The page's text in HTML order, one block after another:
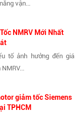
vận...
NMRV Mới Nhất
tố ảnh hưởng đến giá
giảm tốc Siemens
TPHCM